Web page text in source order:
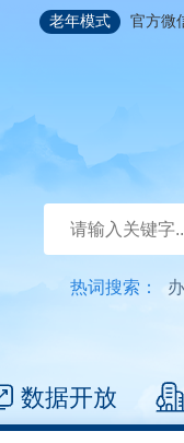
老年模式 官方微
热词搜索：
数据开放